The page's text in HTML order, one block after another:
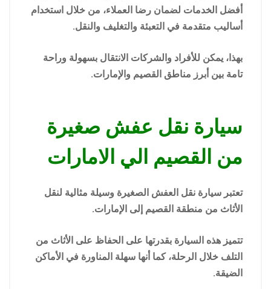
أفضل الخدمات لضمان رضا العملاء، من خلال استخدام
أساليب متقدمة في التعبئة والتغليف والنقل.
بهذا، يمكن للأفراد والشركات الانتقال بسهولة وراحة
تامة بين أبرز مناطق القصيم والإمارات.
سيارة نقل عفش صغيرة
من القصيم الي الامارات
تعتبر سيارة نقل العفش الصغيرة وسيلة مثالية لنقل
الأثاث من منطقة القصيم إلى الإمارات.
تتميز هذه السيارة بقدرتها على الحفاظ على الأثاث من
التلف خلال الرحلة، كما أنها سهلة المناورة في الأماكن
الضيقة.